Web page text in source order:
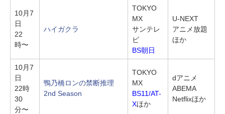
10月7
日
22
時〜
ハイガクラ
TOKYO
MX
サンテレ
ビ
BS朝日
U-NEXT
アニメ放題
ほか
10月7
日
22時
30
分〜
鴨乃橋ロンの禁断推理
2nd Season
TOKYO
MX
BS11/AT-
Xほか
dアニメ
ABEMA
Netflixほか